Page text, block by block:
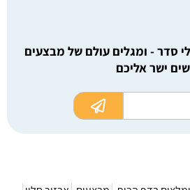
סדר - ומגלים עולם של מבצעים
ישר אליכם